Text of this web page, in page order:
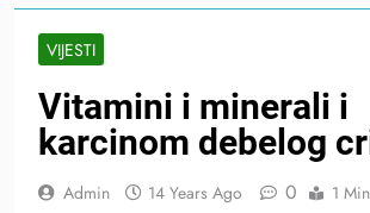
VIJESTI
Vitamini i minerali i
karcinom debelog
Admin 14 Years Ago 0 1